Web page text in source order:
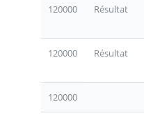
120000 Résultat
120000 Résultat
120000